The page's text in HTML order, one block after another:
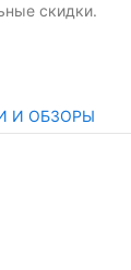
скидки.
И ОБЗОРЫ